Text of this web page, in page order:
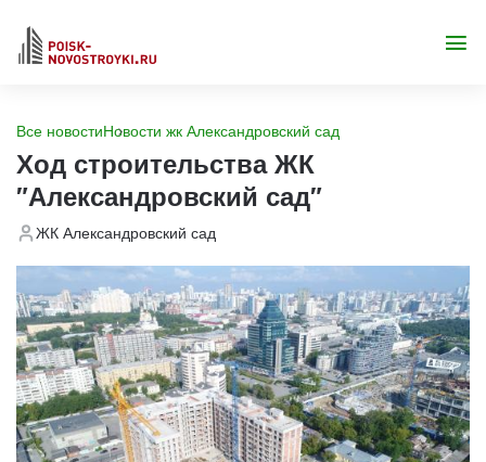
Все новостиНовости жк Александровский сад
Ход строительства ЖК
"Александровский сад"
ЖК Александровский сад